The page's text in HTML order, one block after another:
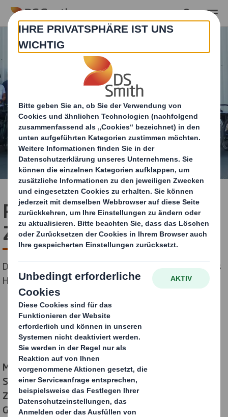
Skip to main content
Radeln für den guten
Zweck
DS Smith Mitarbeiter spenden 1.000 € für die Emmaus
Hospizdienste
Mitarbeiterinnen und Mitarbeiter von DS Smith am
Standort Arenshausen engagierten sich für den guten
Zweck und förderten gleichzeitig Zusammenhalt und
Gesundheit mit einer Benefiz-Fahrradtour.